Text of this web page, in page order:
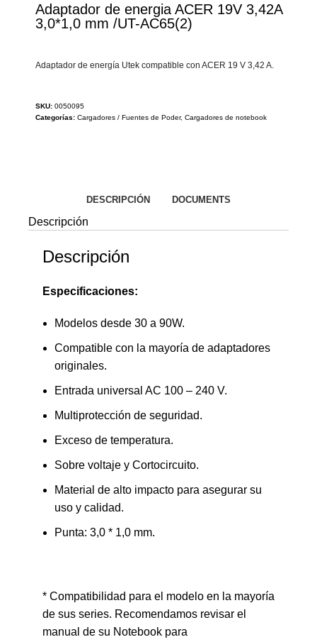
Adaptador de energia ACER 19V 3,42A
3,0*1,0 mm /UT-AC65(2)
Adaptador de energía Utek compatible con ACER 19 V 3,42 A.
SKU: 0050095
Categorías: Cargadores / Fuentes de Poder, Cargadores de notebook
DESCRIPCIÓN DOCUMENTS
Descripción
Descripción
Especificaciones:
Modelos desde 30 a 90W.
Compatible con la mayoría de adaptadores
originales.
Entrada universal AC 100 – 240 V.
Multiprotección de seguridad.
Exceso de temperatura.
Sobre voltaje y Cortocircuito.
Material de alto impacto para asegurar su
uso y calidad.
Punta: 3,0 * 1,0 mm.
* Compatibilidad para el modelo en la mayoría
de sus series. Recomendamos revisar el
manual de su Notebook para